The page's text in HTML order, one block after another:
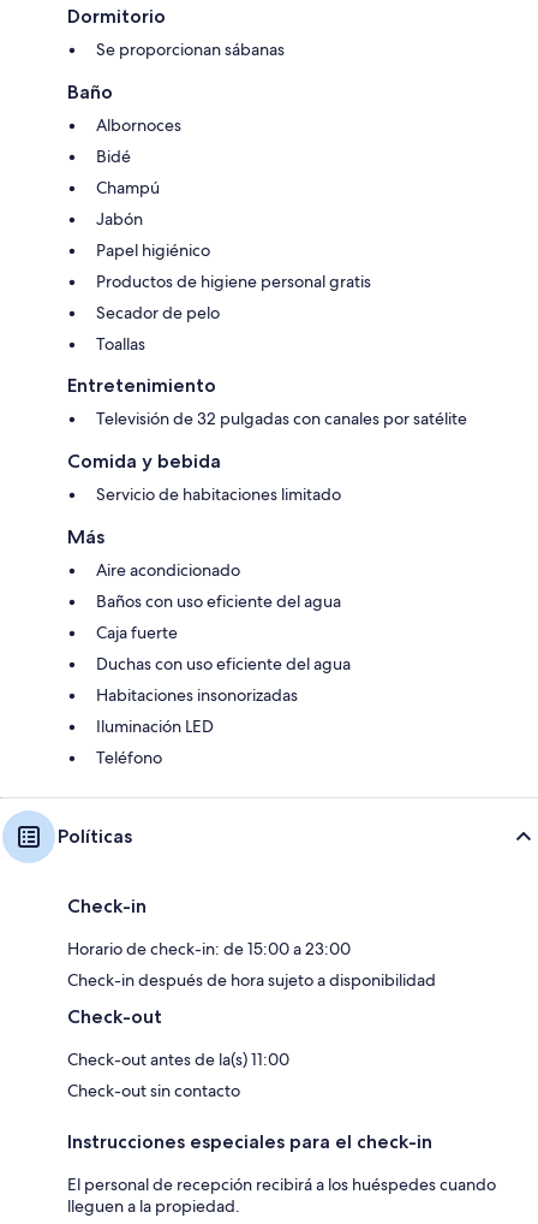
Dormitorio
Se proporcionan sábanas
Baño
Albornoces
Bidé
Champú
Jabón
Papel higiénico
Productos de higiene personal gratis
Secador de pelo
Toallas
Entretenimiento
Televisión de 32 pulgadas con canales por satélite
Comida y bebida
Servicio de habitaciones limitado
Más
Aire acondicionado
Baños con uso eficiente del agua
Caja fuerte
Duchas con uso eficiente del agua
Habitaciones insonorizadas
Iluminación LED
Teléfono
Políticas
Check-in
Horario de check-in: de 15:00 a 23:00
Check-in después de hora sujeto a disponibilidad
Check-out
Check-out antes de la(s) 11:00
Check-out sin contacto
Instrucciones especiales para el check-in
El personal de recepción recibirá a los huéspedes cuando
lleguen a la propiedad.